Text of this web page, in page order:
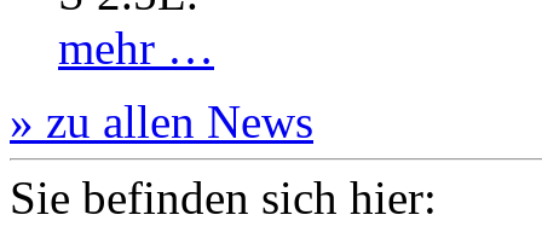
mehr …
» zu allen News
Sie befinden sich hier: